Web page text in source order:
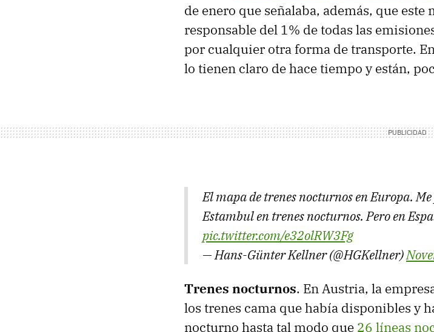
de enero que señalaba, además, que
responsable del 1% de todas las
por cualquier otra forma de transporte.
lo tienen claro de hace tiempo y están,
El mapa de trenes nocturnos en Europa.
Estambul en trenes nocturnos. Pero en
pic.twitter.com/e32olRW3Fg
— Hans-Günter Kellner (@HGKellner)
Trenes nocturnos. En Austria, la
los trenes cama que había disponibles y
nocturno hasta tal modo que 26 líneas